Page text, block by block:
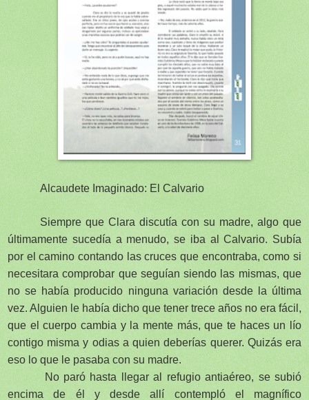
Alcaudete Imaginado: El Calvario
Siempre que Clara discutía con su madre, algo que
últimamente sucedía a menudo, se iba al Calvario. Subía
por el camino contando las cruces que encontraba, como si
necesitara comprobar que seguían siendo las mismas, que
no se había producido ninguna variación desde la última
vez. Alguien le había dicho que tener trece años no era fácil,
que el cuerpo cambia y la mente más, que te haces un lío
contigo misma y odias a quien deberías querer. Quizás era
eso lo que le pasaba con su madre.
No paró hasta llegar al refugio antiaéreo, se subió
encima de él y desde allí contempló el magnífico